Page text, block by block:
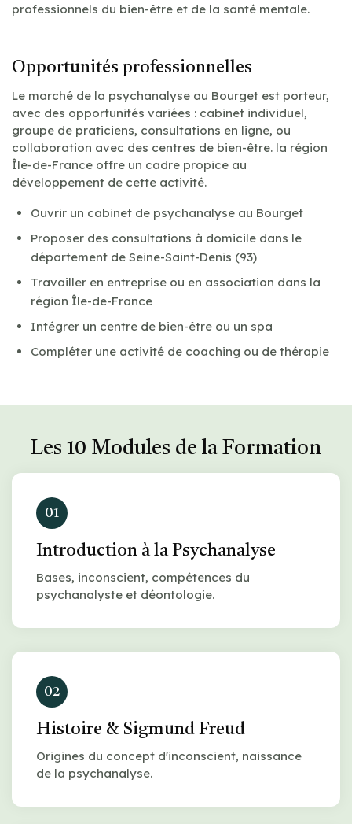
professionnels du bien-être et de la santé mentale.
Opportunités professionnelles
Le marché de la psychanalyse au Bourget est porteur,
avec des opportunités variées : cabinet individuel,
groupe de praticiens, consultations en ligne, ou
collaboration avec des centres de bien-être. la région
Île-de-France offre un cadre propice au
développement de cette activité.
Ouvrir un cabinet de psychanalyse au Bourget
Proposer des consultations à domicile dans le
département de Seine-Saint-Denis (93)
Travailler en entreprise ou en association dans la
région Île-de-France
Intégrer un centre de bien-être ou un spa
Compléter une activité de coaching ou de thérapie
Les 10 Modules de la Formation
01
Introduction à la Psychanalyse
Bases, inconscient, compétences du
psychanalyste et déontologie.
02
Histoire & Sigmund Freud
Origines du concept d'inconscient, naissance
de la psychanalyse.